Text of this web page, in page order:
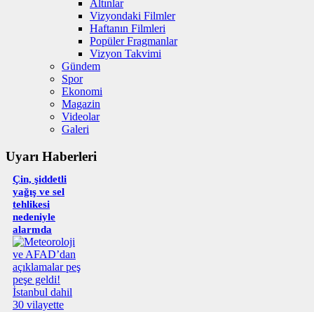
Altınlar
Vizyondaki Filmler
Haftanın Filmleri
Popüler Fragmanlar
Vizyon Takvimi
Gündem
Spor
Ekonomi
Magazin
Videolar
Galeri
Uyarı Haberleri
Çin, şiddetli
yağış ve sel
tehlikesi
nedeniyle
alarmda